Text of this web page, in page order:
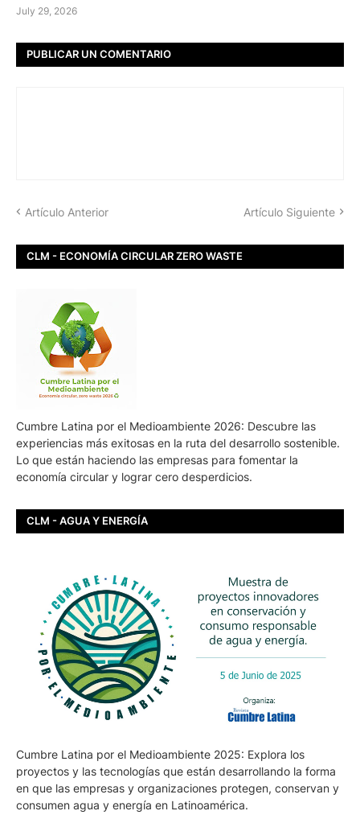
July 29, 2026
PUBLICAR UN COMENTARIO
Artículo Anterior Artículo Siguiente
CLM - ECONOMÍA CIRCULAR ZERO WASTE
Cumbre Latina por el Medioambiente 2026: Descubre las
experiencias más exitosas en la ruta del desarrollo sostenible.
Lo que están haciendo las empresas para fomentar la
economía circular y lograr cero desperdicios.
CLM - AGUA Y ENERGÍA
Cumbre Latina por el Medioambiente 2025: Explora los
proyectos y las tecnologías que están desarrollando la forma
en que las empresas y organizaciones protegen, conservan y
consumen agua y energía en Latinoamérica.